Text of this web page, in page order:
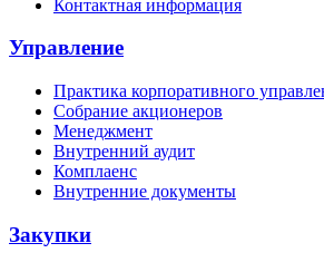
Контактная информация
Управление
Практика корпоративного
Собрание акционеров
Менеджмент
Внутренний аудит
Комплаенс
Внутренние документы
Закупки